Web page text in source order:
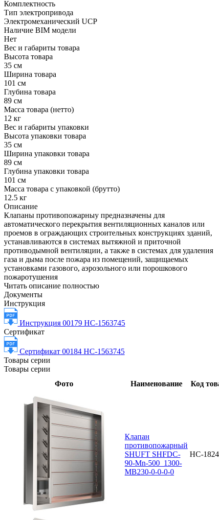
Комплектность
Тип электропривода
Электромеханический UCP
Наличие BIM модели
Нет
Вес и габариты товара
Высота товара
35 см
Ширина товара
101 см
Глубина товара
89 см
Масса товара (нетто)
12 кг
Вес и габариты упаковки
Высота упаковки товара
35 см
Ширина упаковки товара
89 см
Глубина упаковки товара
101 см
Масса товара с упаковкой (брутто)
12.5 кг
Описание
Клапаны противопожарныу предназначены для
автоматического перекрытия вентиляционных каналов или
проемов в ограждающих строительных конструкциях зданий,
устанавливаются в системах вытяжной и приточной
противодымной вентиляции, а также в системах для удаления
газа и дыма после пожара из помещений, защищаемых
установками газового, аэрозольного или порошкового
пожаротушения
Читать описание полностью
Документы
Инструкция
Инструкция 00179 НС-1563745
Сертификат
Сертификат 00184 НС-1563745
Товары серии
Товары серии
Фото
Наименование Код
Клапан
противопожарный
SHUFT SHFDC-
90-Mn-500_1300-
MB230-0-0-0-0
НС-